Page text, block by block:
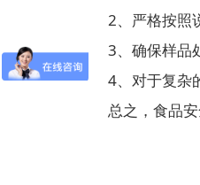
2、严格按照说
3、确保样品处
4、对于复杂的
总之，食品安